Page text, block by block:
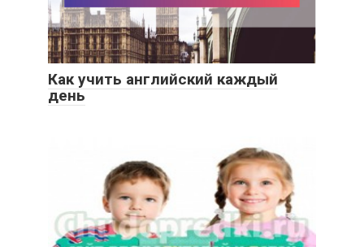
Как учить английский каждый
день